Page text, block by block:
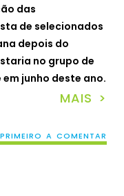
das
de selecionados
depois do
no grupo de
junho deste ano.
MAIS >
A COMENTAR